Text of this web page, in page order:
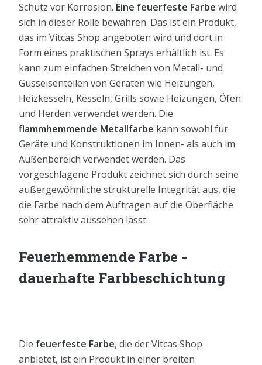
Schutz vor Korrosion. Eine feuerfeste Farbe wird
sich in dieser Rolle bewähren. Das ist ein Produkt,
das im Vitcas Shop angeboten wird und dort in
Form eines praktischen Sprays erhältlich ist. Es
kann zum einfachen Streichen von Metall- und
Gusseisenteilen von Geräten wie Heizungen,
Heizkesseln, Kesseln, Grills sowie Heizungen, Öfen
und Herden verwendet werden. Die
flammhemmende Metallfarbe kann sowohl für
Geräte und Konstruktionen im Innen- als auch im
Außenbereich verwendet werden. Das
vorgeschlagene Produkt zeichnet sich durch seine
außergewöhnliche strukturelle Integrität aus, die
die Farbe nach dem Auftragen auf die Oberfläche
sehr attraktiv aussehen lässt.
Feuerhemmende Farbe -
dauerhafte Farbbeschichtung
Die feuerfeste Farbe, die der Vitcas Shop
anbietet, ist ein Produkt in einer breiten